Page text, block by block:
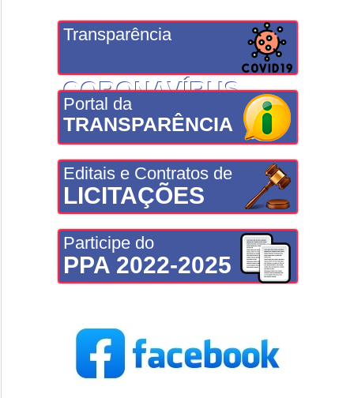
Transparência
CORONAVÍRUS
Portal da
TRANSPARÊNCIA
Editais e Contratos de
LICITAÇÕES
Participe do
PPA 2022-2025